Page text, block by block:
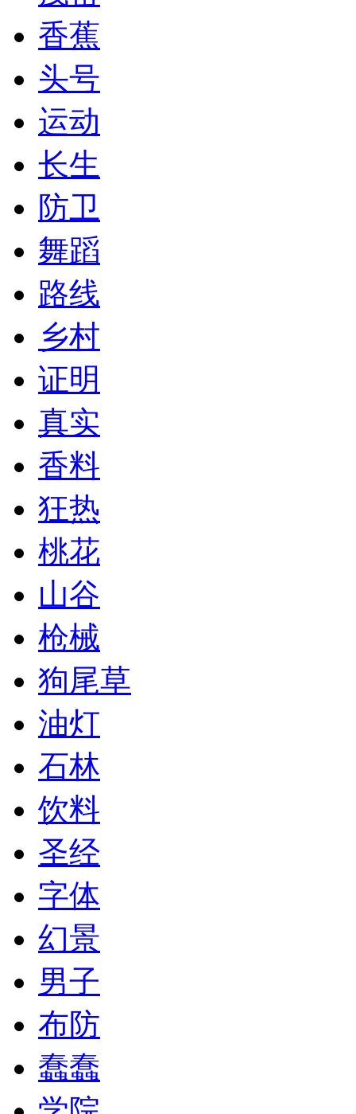
香蕉
头号
运动
长生
防卫
舞蹈
路线
乡村
证明
真实
香料
狂热
桃花
山谷
枪械
狗尾草
油灯
石林
饮料
圣经
字体
幻景
男子
布防
蠢蠢